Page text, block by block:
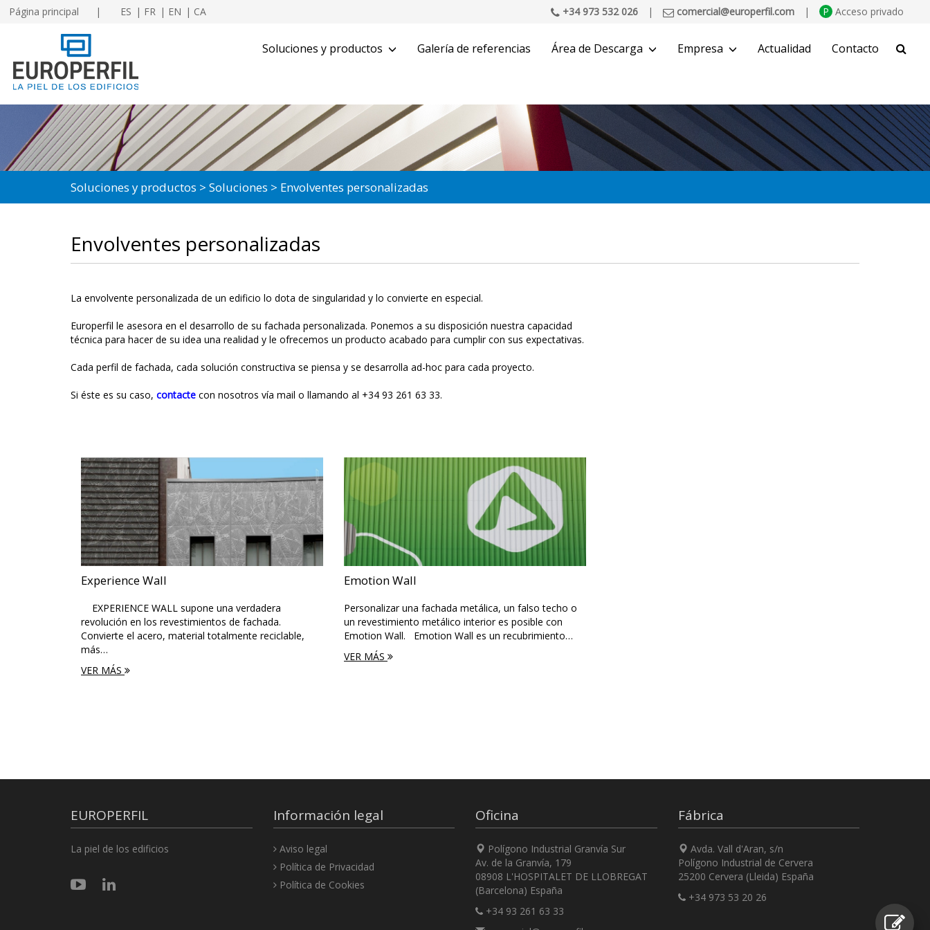
Página principal ES FR EN CA +34 973 532 026 | comercial@europerfil.com | P Acceso privado
Soluciones y productos Galería de referencias Área de Descarga Empresa Actualidad Contacto
BUSCAR
Soluciones y productos Soluciones Envolventes personalizadas
Envolventes personalizadas
La envolvente personalizada de un edificio lo dota de singularidad y lo convierte en especial.
Europerfil le asesora en el desarrollo de su fachada personalizada. Ponemos a su disposición nuestra capacidad
técnica para hacer de su idea una realidad y le ofrecemos un producto acabado para cumplir con sus expectativas.
Cada perfil de fachada, cada solución constructiva se piensa y se desarrolla ad-hoc para cada proyecto.
Si éste es su caso, contacte con nosotros vía mail o llamando al +34 93 261 63 33.
Experience Wall
EXPERIENCE WALL supone una verdadera
revolución en los revestimientos de fachada.
Convierte el acero, material totalmente reciclable,
más…
VER MÁS
Emotion Wall
Personalizar una fachada metálica, un falso techo o
un revestimiento metálico interior es posible con
Emotion Wall. Emotion Wall es un recubrimiento…
VER MÁS
EUROPERFIL
La piel de los edificios
Información legal
Aviso legal
Política de Privacidad
Política de Cookies
Oficina
Polígono Industrial Granvía Sur
Av. de la Granvía, 179
08908 L'HOSPITALET DE LLOBREGAT
(Barcelona) España
+34 93 261 63 33
Fábrica
Avda. Vall d'Aran, s/n
Polígono Industrial de Cervera
25200 Cervera (Lleida) España
+34 973 53 20 26